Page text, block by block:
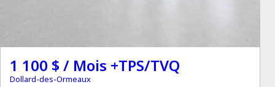
1 100 $ / Mois +TPS/TVQ
Dollard-des-Ormeaux